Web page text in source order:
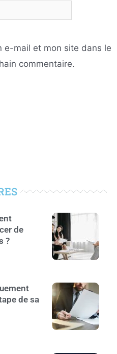
e-mail et mon site dans le
commentaire.
de
?
de sa